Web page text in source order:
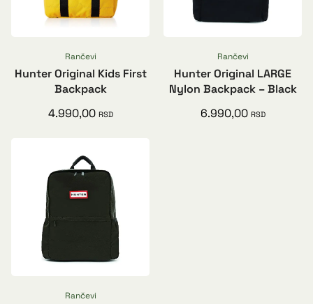
Rančevi
Hunter Original Kids First
Backpack
4.990,00 RSD
Rančevi
Hunter Original LARGE
Nylon Backpack – Black
6.990,00 RSD
Rančevi